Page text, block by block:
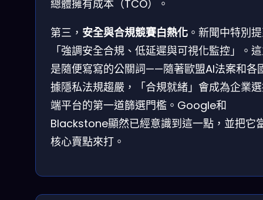
總體擁有成本（TCO）。
第三， 安全與合規競賽白熱化 。新聞中特別
「強調安全合規、低延遲與可視化監控」。
是隨便寫寫的公關詞——隨著歐盟AI法案和各
據隱私法規趨嚴，「合規就緒」會成為企業
端平台的第一道篩選門檻。Google和
Blackstone顯然已經意識到這一點，並把它
核心賣點來打。